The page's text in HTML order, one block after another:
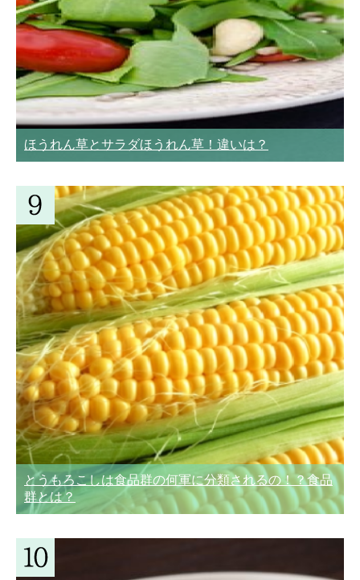
ほうれん草とサラダほうれん草！違いは？
とうもろこしは食品群の何軍に分類されるの！？食品
群とは？